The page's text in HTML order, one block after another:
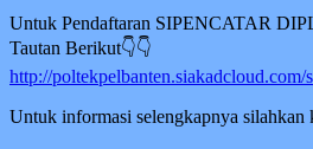
Untuk Pendaftaran SIPENCATAR
Tautan Berikut👇👇
http://poltekpelbanten.siakadcloud.com/
Untuk informasi selengkapnya